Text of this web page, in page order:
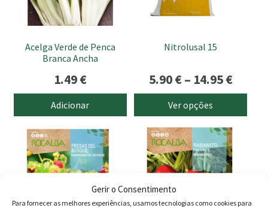
Gerir o Consentimento
Para fornecer as melhores experiências, usamos tecnologias como cookies para
Acelga Verde de Penca
Branca Ancha
1.49€
Adicionar
Nitrolusal 15
5.90€– 14.95€Price
range:
5.90 €
14.95
Ver opções
options
page